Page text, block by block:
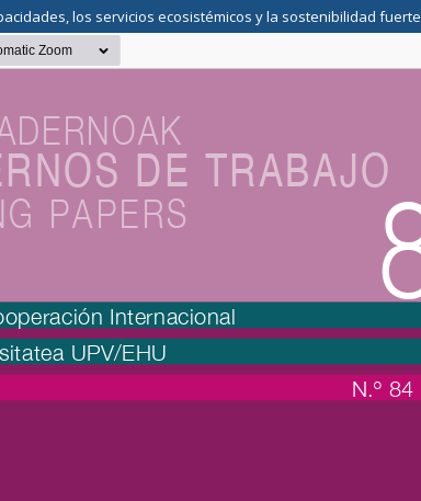
los servicios ecosistémicos y la sostenibilidad fuerte